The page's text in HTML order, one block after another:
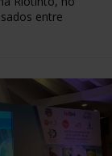
entre